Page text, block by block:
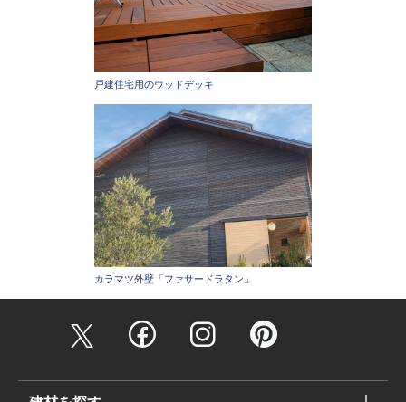
戸建住宅用のウッドデッキ
カラマツ外壁「ファサードラタン」